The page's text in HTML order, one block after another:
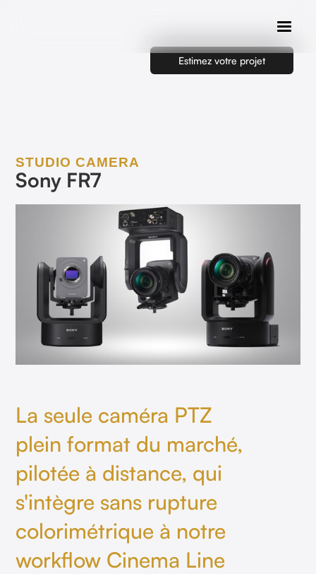
Estimez votre projet
STUDIO CAMERA
Sony FR7
La seule caméra PTZ
plein format du marché,
pilotée à distance, qui
s'intègre sans rupture
colorimétrique à notre
workflow Cinema Line